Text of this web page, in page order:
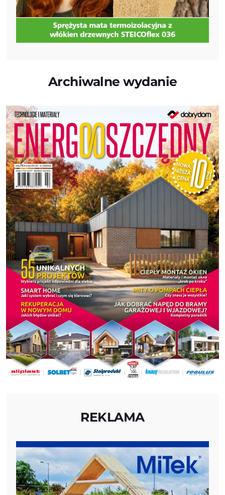
Archiwalne wydanie
REKLAMA